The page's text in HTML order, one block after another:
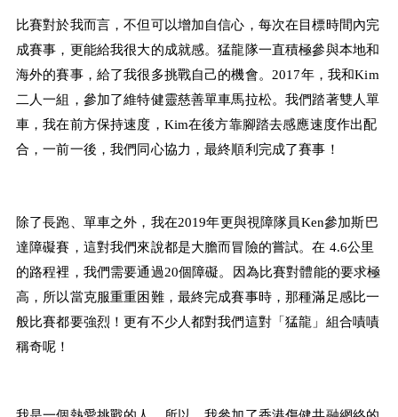
比賽對於我而言，不但可以增加自信心，每次在目標時間內完
成賽事，更能給我很大的成就感。猛龍隊一直積極參與本地和
海外的賽事，給了我很多挑戰自己的機會。2017年，我和Kim
二人一組，參加了維特健靈慈善單車馬拉松。我們踏著雙人單
車，我在前方保持速度，Kim在後方靠腳踏去感應速度作出配
合，一前一後，我們同心協力，最終順利完成了賽事！
除了長跑、單車之外，我在2019年更與視障隊員Ken參加斯巴
達障礙賽，這對我們來說都是大膽而冒險的嘗試。在 4.6公里
的路程裡，我們需要通過20個障礙。因為比賽對體能的要求極
高，所以當克服重重困難，最終完成賽事時，那種滿足感比一
般比賽都要強烈！更有不少人都對我們這對「猛龍」組合嘖嘖
稱奇呢！